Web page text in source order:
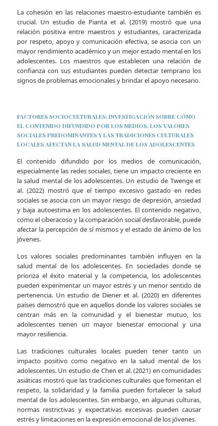
La cohesión en las relaciones maestro-estudiante también es
crucial. Un estudio de Pianta et al. (2019) mostró que una
relación positiva entre maestros y estudiantes, caracterizada
por respeto, apoyo y comunicación efectiva, se asocia con un
mayor rendimiento académico y un mejor estado mental en los
adolescentes. Los maestros que establecen una relación de
confianza con sus estudiantes pueden detectar temprano los
signos de problemas emocionales y brindar el apoyo necesario.
FACTORES SOCIOCULTURALES: INVESTIGACIÓN SOBRE CÓMO
EL CONTENIDO DIFUNDIDO POR LOS MEDIOS, LOS VALORES
SOCIALES PREDOMINANTES Y LAS TRADICIONES CULTURALES
LOCALES AFECTAN LA SALUD MENTAL DE LOS ADOLESCENTES
El contenido difundido por los medios de comunicación,
especialmente las redes sociales, tiene un impacto creciente en
la salud mental de los adolescentes. Un estudio de Twenge et
al. (2022) mostró que el tiempo excesivo gastado en redes
sociales se asocia con un mayor riesgo de depresión, ansiedad
y baja autoestima en los adolescentes. El contenido negativo,
como el ciberacoso y la comparación social desfavorable, puede
afectar la percepción de sí mismos y el estado de ánimo de los
jóvenes.
Los valores sociales predominantes también influyen en la
salud mental de los adolescentes. En sociedades donde se
prioriza el éxito material y la competencia, los adolescentes
pueden experimentar un mayor estrés y un menor sentido de
pertenencia. Un estudio de Diener et al. (2020) en diferentes
países demostró que en aquellos donde los valores sociales se
centran más en la comunidad y el bienestar mutuo, los
adolescentes tienen un mayor bienestar emocional y una
mayor resiliencia.
Las tradiciones culturales locales pueden tener tanto un
impacto positivo como negativo en la salud mental de los
adolescentes. Un estudio de Chen et al. (2021) en comunidades
asiáticas mostró que las tradiciones culturales que fomentan el
respeto, la solidaridad y la familia pueden fortalecer la salud
mental de los adolescentes. Sin embargo, en algunas culturas,
normas restrictivas y expectativas excesivas pueden causar
estrés y limitaciones en la expresión emocional de los jóvenes.